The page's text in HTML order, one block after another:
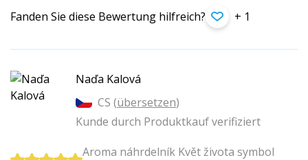
Fanden Sie diese Bewertung hilfreich? + 1
Naďa Kalová
CS (übersetzen)
Kunde durch Produktkauf verifiziert
Aroma náhrdelník Květ života symbol